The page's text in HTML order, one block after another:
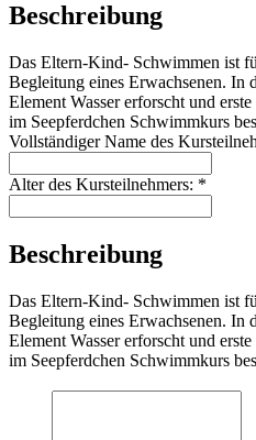
Beschreibung
Das Eltern-Kind- Schwimmen ist
Begleitung eines Erwachsenen. In
Element Wasser erforscht und
im Seepferdchen Schwimmkurs
Vollständiger Name des
Alter des Kursteilnehmers: *
Beschreibung
Das Eltern-Kind- Schwimmen ist
Begleitung eines Erwachsenen. In
Element Wasser erforscht und
im Seepferdchen Schwimmkurs